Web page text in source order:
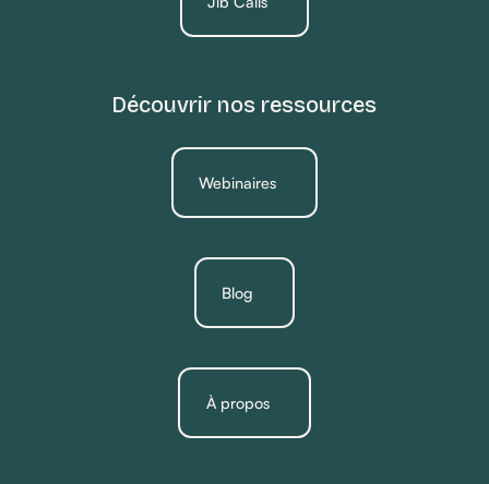
Découvrir nos ressources
Webinaires
Blog
À propos